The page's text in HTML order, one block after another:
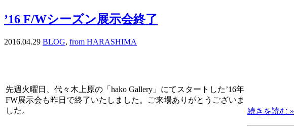
’16 F/Wシーズン展示会終了
2016.04.29 BLOG, from HARASHIMA
先週火曜日、代々木上原の「hako Gallery」にてスタートした’16年
FW展示会も昨日で終了いたしました。ご来場ありがとうございま
した。
続きを読む »